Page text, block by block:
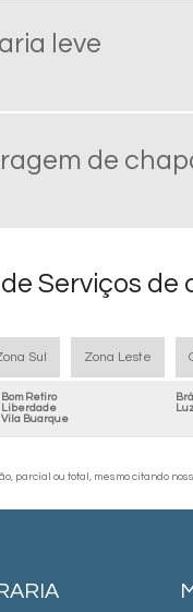
leve
de
Serviços de
Sul Zona Leste
Bom Retiro
Liberdade
Vila Buarque
parcial ou total, mesmo citando